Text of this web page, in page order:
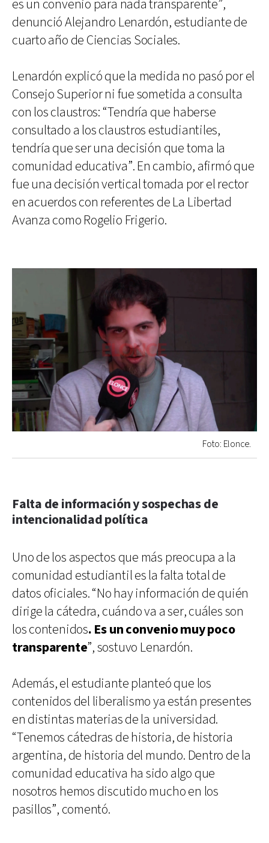
es un convenio para nada transparente”,
denunció Alejandro Lenardón, estudiante de
cuarto año de Ciencias Sociales.
Lenardón explicó que la medida no pasó por el
Consejo Superior ni fue sometida a consulta
con los claustros: “Tendría que haberse
consultado a los claustros estudiantiles,
tendría que ser una decisión que toma la
comunidad educativa”. En cambio, afirmó que
fue una decisión vertical tomada por el rector
en acuerdos con referentes de La Libertad
Avanza como Rogelio Frigerio.
Foto: Elonce.
Falta de información y sospechas de
intencionalidad política
Uno de los aspectos que más preocupa a la
comunidad estudiantil es la falta total de
datos oficiales. “No hay información de quién
dirige la cátedra, cuándo va a ser, cuáles son
los contenidos. Es un convenio muy poco
transparente”, sostuvo Lenardón.
Además, el estudiante planteó que los
contenidos del liberalismo ya están presentes
en distintas materias de la universidad.
“Tenemos cátedras de historia, de historia
argentina, de historia del mundo. Dentro de la
comunidad educativa ha sido algo que
nosotros hemos discutido mucho en los
pasillos”, comentó.